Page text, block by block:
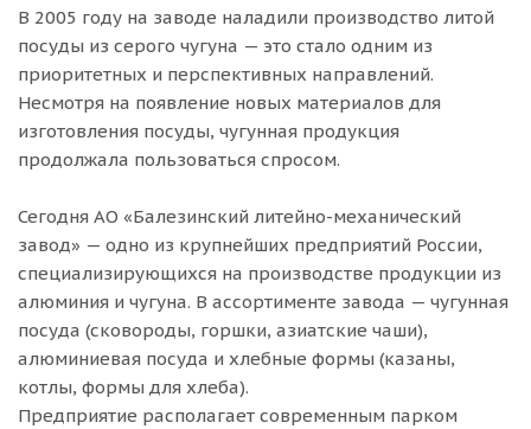
В 2005 году на заводе наладили производство литой
посуды из серого чугуна — это стало одним из
приоритетных и перспективных направлений.
Несмотря на появление новых материалов для
изготовления посуды, чугунная продукция
продолжала пользоваться спросом.
Сегодня АО «Балезинский литейно-механический
завод» — одно из крупнейших предприятий России,
специализирующихся на производстве продукции из
алюминия и чугуна. В ассортименте завода — чугунная
посуда (сковороды, горшки, азиатские чаши),
алюминиевая посуда и хлебные формы (казаны,
котлы, формы для хлеба).
Предприятие располагает современным парком